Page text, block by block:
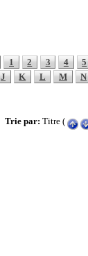
1 2 3 4 5
J
K L M N
Trie par: Titre (